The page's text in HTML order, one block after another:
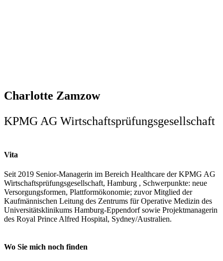
Charlotte Zamzow
KPMG AG Wirtschaftsprüfungsgesellschaft
Vita
Seit 2019 Senior-Managerin im Bereich Healthcare der KPMG AG
Wirtschaftsprüfungsgesellschaft, Hamburg , Schwerpunkte: neue
Versorgungsformen, Plattformökonomie; zuvor Mitglied der
Kaufmännischen Leitung des Zentrums für Operative Medizin des
Universitätsklinikums Hamburg-Eppendorf sowie Projektmanagerin
des Royal Prince Alfred Hospital, Sydney/Australien.
Wo Sie mich noch finden